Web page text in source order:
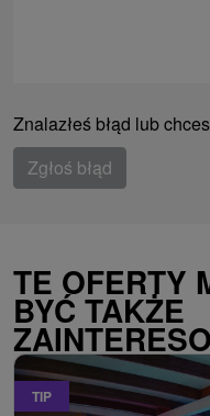
Znalazłeś błąd lub
Zgłoś błąd
TE OFERTY
BYĆ TAKŻE
TIP